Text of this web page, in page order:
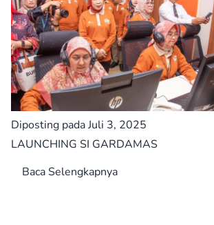
Diposting pada Juli 3, 2025
LAUNCHING SI GARDAMAS
Baca Selengkapnya